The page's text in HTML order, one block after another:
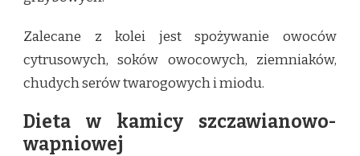
Zalecane z kolei jest spożywanie owoców
cytrusowych, soków owocowych, ziemniaków,
chudych serów twarogowych i miodu.
Dieta w kamicy szczawianowo-
wapniowej